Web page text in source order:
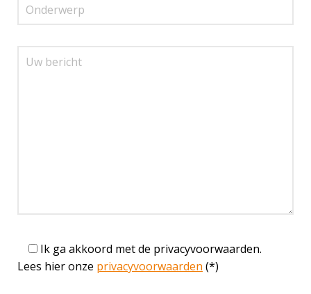
Ik ga akkoord met de privacyvoorwaarden.
Lees hier onze privacyvoorwaarden (*)